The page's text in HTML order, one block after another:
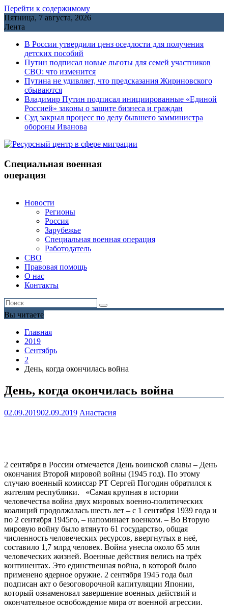
Перейти к содержимому
Пятница, 7 августа, 2026
Лента
В России утвердили ценз оседлости для получения
детских пособий
Путин подписал новые льготы для семей участников
СВО: что изменится
Путина не удивляет, что предсказания Жириновского
сбываются
Владимир Путин подписал инициированные «Единой
Россией» законы о защите бизнеса и граждан
Cуд закрыл процесс по делу бывшего замминистра
обороны Иванова
Специальная военная
операция
Новости
Регионы
Россия
Зарубежье
Специальная военная операция
Работодатель
СВО
Правовая помощь
О нас
Контакты
Вы читаете
Главная
2019
Сентябрь
2
День, когда окончилась война
День, когда окончилась война
02.09.201902.09.2019 Анастасия
2 сентября в России отмечается День воинской славы – День
окончания Второй мировой войны (1945 год). По этому
случаю военный комиссар РТ Сергей Погодин обратился к
жителям республики. «Самая крупная в истории
человечества война двух мировых военно-­политических
коалиций продолжалась шесть лет – с 1 сентября 1939 года и
по 2 сентября 1945­го, – напоминает военком. – Во Вторую
мировую войну было втянуто 61 государство, общая
численность человеческих ресурсов, ввергнутых в неё,
составило 1,7 млрд человек. Война унесла около 65 млн
человеческих жизней. Военные действия велись на трёх
континентах. Это единственная война, в которой было
применено ядерное оружие. 2 сентября 1945 года был
подписан акт о безоговорочной капитуляции Японии,
который ознаменовал завершение военных действий и
окончательное освобождение мира от военной агрессии.